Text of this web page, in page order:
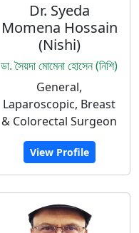
Dr. Syeda
Momena Hossain
(Nishi)
ডা. সৈয়দা মোমেনা হোসেন (নিশি)
General,
Laparoscopic, Breast
& Colorectal Surgeon
View Profile